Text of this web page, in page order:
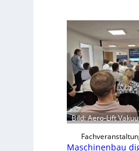
Bild: Aero-Lift
Maschinenbau